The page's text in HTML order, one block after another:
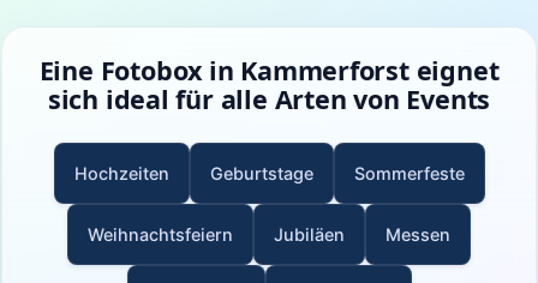
Eine Fotobox in Kammerforst eignet
sich ideal für alle Arten von Events
Hochzeiten Geburtstage Sommerfeste
Weihnachtsfeiern Jubiläen Messen